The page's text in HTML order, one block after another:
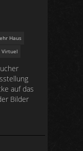
Haus
Virtuel
auf das
Bilder